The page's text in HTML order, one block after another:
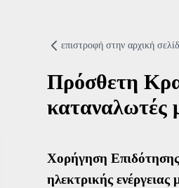
επιστροφή στην αρχική
Πρόσθετη
καταναλωτές
Χορήγηση
ηλεκτρικής